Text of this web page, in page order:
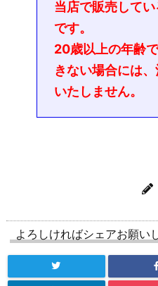
当店で販売してい
です。
20歳以上の年齢
きない場合には
いたしません。
よろしければシェアお願い